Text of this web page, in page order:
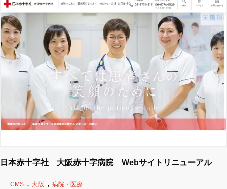
日本赤十字社 大阪赤十字病院 Webサイトリニューアル
CMS 大阪 病院・医療